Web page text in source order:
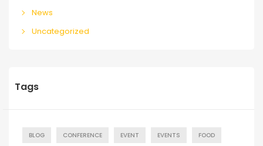
News
Uncategorized
Tags
BLOG CONFERENCE EVENT EVENTS FOOD